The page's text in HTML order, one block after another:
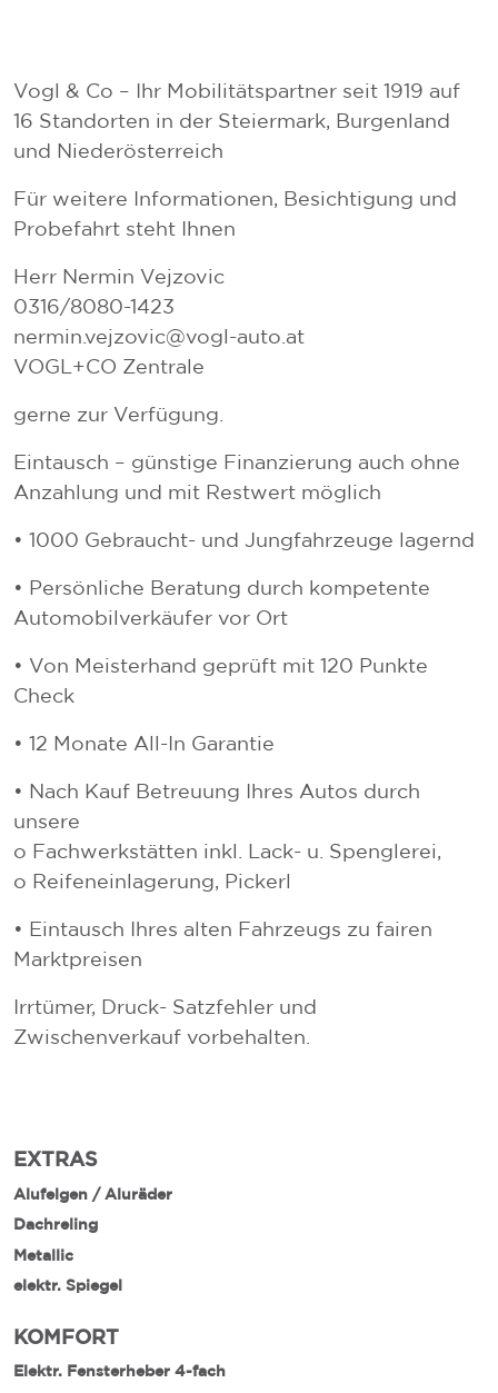
Vogl & Co – Ihr Mobilitätspartner seit 1919 auf
16 Standorten in der Steiermark, Burgenland
und Niederösterreich
Für weitere Informationen, Besichtigung und
Probefahrt steht Ihnen
Herr Nermin Vejzovic
0316/8080-1423
nermin.vejzovic@vogl-auto.at
VOGL+CO Zentrale
gerne zur Verfügung.
Eintausch – günstige Finanzierung auch ohne
Anzahlung und mit Restwert möglich
• 1000 Gebraucht- und Jungfahrzeuge lagernd
• Persönliche Beratung durch kompetente
Automobilverkäufer vor Ort
• Von Meisterhand geprüft mit 120 Punkte
Check
• 12 Monate All-In Garantie
• Nach Kauf Betreuung Ihres Autos durch
unsere
o Fachwerkstätten inkl. Lack- u. Spenglerei,
o Reifeneinlagerung, Pickerl
• Eintausch Ihres alten Fahrzeugs zu fairen
Marktpreisen
Irrtümer, Druck- Satzfehler und
Zwischenverkauf vorbehalten.
EXTRAS
Alufelgen / Aluräder
Dachreling
Metallic
elektr. Spiegel
KOMFORT
Elektr. Fensterheber 4-fach